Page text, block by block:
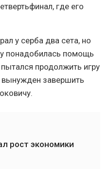
где его
у серба два сета, но
понадобилась помощь
продолжить игру
вынужден завершить
рост экономики